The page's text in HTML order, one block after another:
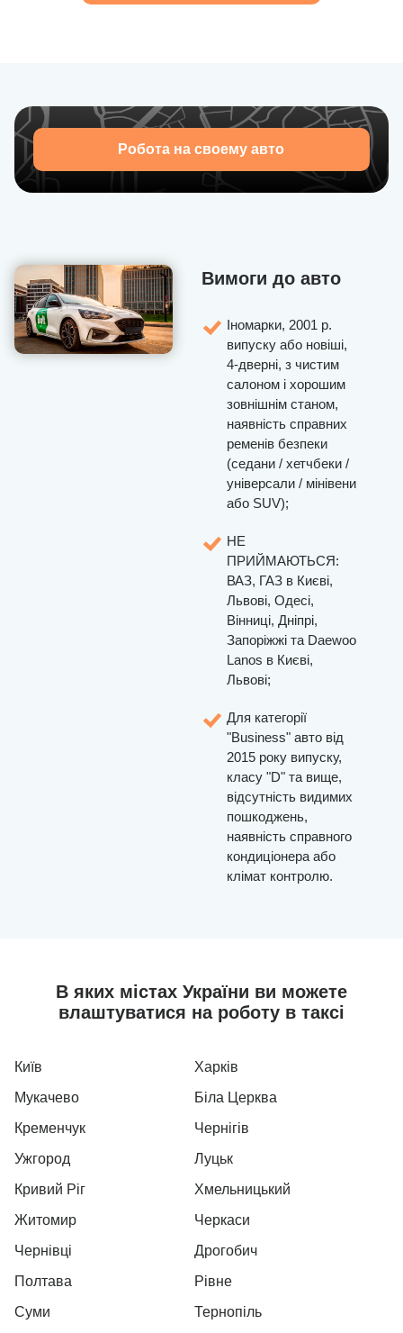
Робота на своему авто
Вимоги до авто
Іномарки, 2001 р.
випуску або новіші,
4-дверні, з чистим
салоном і хорошим
зовнішнім станом,
наявність справних
ременів безпеки
(седани / хетчбеки /
універсали / мінівени
або SUV);
НЕ
ПРИЙМАЮТЬСЯ:
ВАЗ, ГАЗ в Києві,
Львові, Одесі,
Вінниці, Дніпрі,
Запоріжжі та Daewoo
Lanos в Києві,
Львові;
Для категорії
"Business" авто від
2015 року випуску,
класу "D" та вище,
відсутність видимих
пошкоджень,
наявність справного
кондиціонера або
клімат контролю.
В яких містах України ви можете
влаштуватися на роботу в таксі
Київ
Харків
Мукачево
Біла Церква
Кременчук
Чернігів
Ужгород
Луцьк
Кривий Ріг
Хмельницький
Житомир
Черкаси
Чернівці
Дрогобич
Полтава
Рівне
Суми
Тернопіль